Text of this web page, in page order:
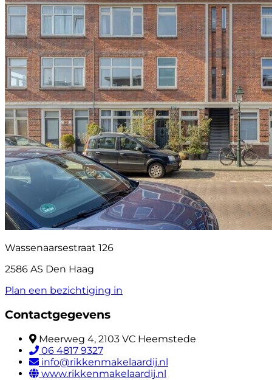
Wassenaarsestraat 126
2586 AS Den Haag
Plan een bezichtiging in
Contactgegevens
Meerweg 4, 2103 VC Heemstede
06 4817 9327
info@rikkenmakelaardij.nl
www.rikkenmakelaardij.nl